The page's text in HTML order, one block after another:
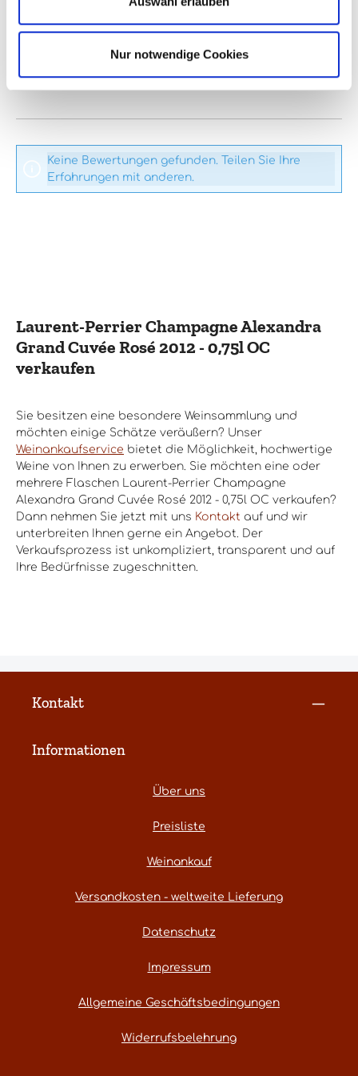
Nur notwendige Cookies
Bewertungen nur in der aktuellen Sprache anzeigen.
Keine Bewertungen gefunden. Teilen Sie Ihre
Erfahrungen mit anderen.
Laurent-Perrier Champagne Alexandra
Grand Cuvée Rosé 2012 - 0,75l OC
verkaufen
Sie besitzen eine besondere Weinsammlung und
möchten einige Schätze veräußern? Unser
Weinankaufservice bietet die Möglichkeit, hochwertige
Weine von Ihnen zu erwerben. Sie möchten eine oder
mehrere Flaschen Laurent-Perrier Champagne
Alexandra Grand Cuvée Rosé 2012 - 0,75l OC verkaufen?
Dann nehmen Sie jetzt mit uns Kontakt auf und wir
unterbreiten Ihnen gerne ein Angebot. Der
Verkaufsprozess ist unkompliziert, transparent und auf
Ihre Bedürfnisse zugeschnitten.
Kontakt
Informationen
Über uns
Preisliste
Weinankauf
Versandkosten - weltweite Lieferung
Datenschutz
Impressum
Allgemeine Geschäftsbedingungen
Widerrufsbelehrung